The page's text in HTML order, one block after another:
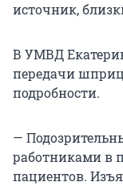
источник,
В УМВД
передачи
подробности.
—
работниками в
пациентов.